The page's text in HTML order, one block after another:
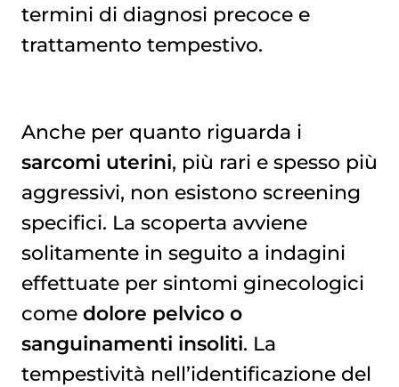
termini di diagnosi precoce e
trattamento tempestivo.
Anche per quanto riguarda i
sarcomi uterini, più rari e spesso più
aggressivi, non esistono screening
specifici. La scoperta avviene
solitamente in seguito a indagini
effettuate per sintomi ginecologici
come dolore pelvico o
sanguinamenti insoliti. La
tempestività nell’identificazione del